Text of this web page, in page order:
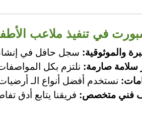
في تنفيذ ملاعب
والموثوقية: سجل حافل في إنشاء
سلامة صارمة: نلتزم بكل
نستخدم أفضل أنواع الـ
فني متخصص: فريقنا يتابع أدق